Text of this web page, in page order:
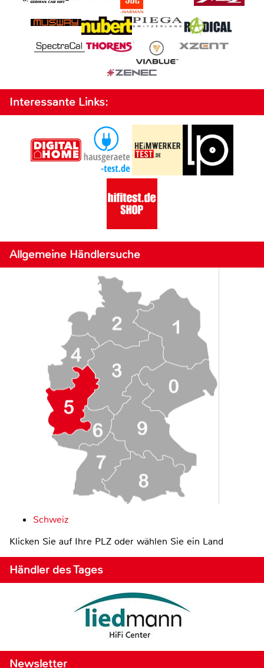
Interessante Links:
Allgemeine Händlersuche
Schweiz
Klicken Sie auf Ihre PLZ oder wählen Sie ein Land
Händler des Tages
Newsletter